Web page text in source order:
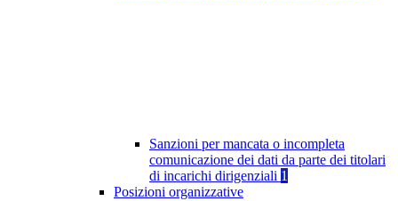
Sanzioni per mancata o incompleta
comunicazione dei dati da parte dei titolari
di incarichi dirigenziali 1
Posizioni organizzative